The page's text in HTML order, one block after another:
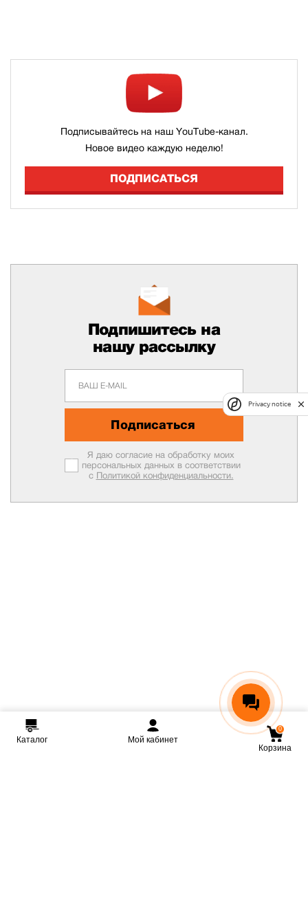
Подписывайтесь на наш YouTube-канал.
Новое видео каждую неделю!
ПОДПИСАТЬСЯ
Подпишитесь на
нашу рассылку
Подписаться
Я даю согласие на обработку моих
персональных данных в соответствии
с Политикой конфиденциальности.
Каталог Мой кабинет
0
Корзина
Privacy notice